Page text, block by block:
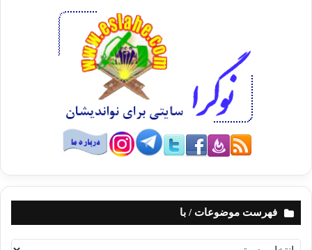
فهرست موضوعات / با